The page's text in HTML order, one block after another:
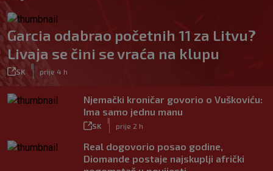
Garcia odabrao početnih 11 za Litvu?
Livaja se čini se vraća na klupu
SK prije 4 h
Njemački kroničar govorio o Vuškoviću:
Ima samo jednu manu
SK prije 2 h
Real dogovorio posao godine,
Diomande postaje najskuplji afrički